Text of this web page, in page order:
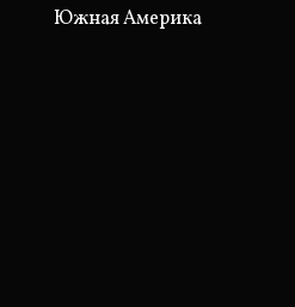
Южная Америка